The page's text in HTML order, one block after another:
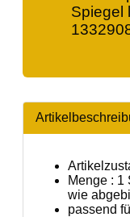
Spiegel
Menge : 1
wie
passend